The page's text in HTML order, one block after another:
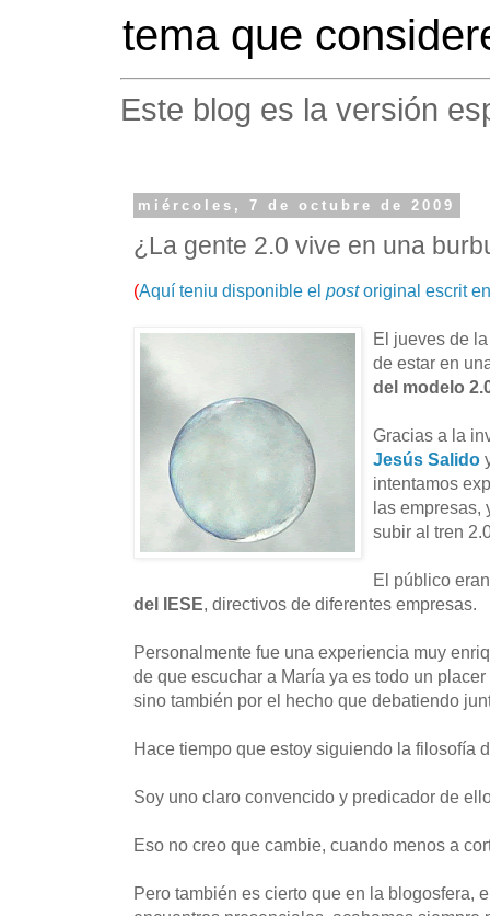
tema que
Este blog es la versión
miércoles, 7 de octubre de 2009
¿La gente 2.0 vive en una
(Aquí teniu disponible el postoriginal escrit
El jueves de
de estar en
del modelo
Gracias a la
Jesús Salido
intentamos
las empresas,
subir al tren
El público
del IESE, directivos de diferentes empresas.
Personalmente fue una experiencia muy
de que escuchar a María ya es todo un
sino también por el hecho que debatiendo
Hace tiempo que estoy siguiendo la filosofía
Soy uno claro convencido y predicador de
Eso no creo que cambie, cuando menos a
Pero también es cierto que en la blogosfera,